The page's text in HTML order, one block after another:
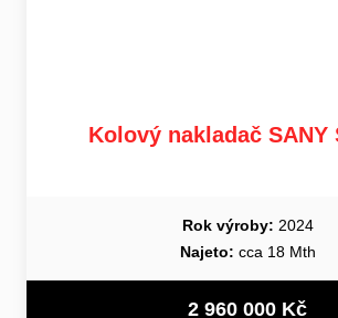
Kolový nakladač SANY
Rok výroby: 2024
Najeto: cca 18 Mth
2 960 000 Kč